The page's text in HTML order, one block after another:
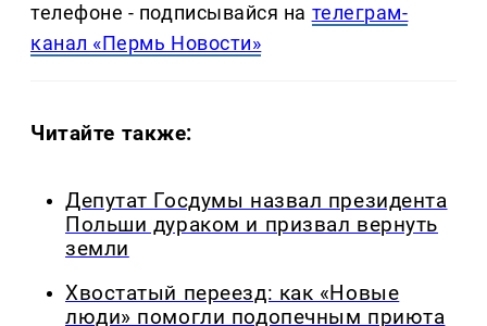
телефоне - подписывайся на телеграм-
канал «Пермь Новости»
Читайте также:
Депутат Госдумы назвал президента
Польши дураком и призвал вернуть
земли
Хвостатый переезд: как «Новые
люди» помогли подопечным приюта